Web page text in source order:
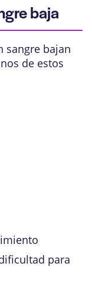
baja
sangre bajan
de estos
para